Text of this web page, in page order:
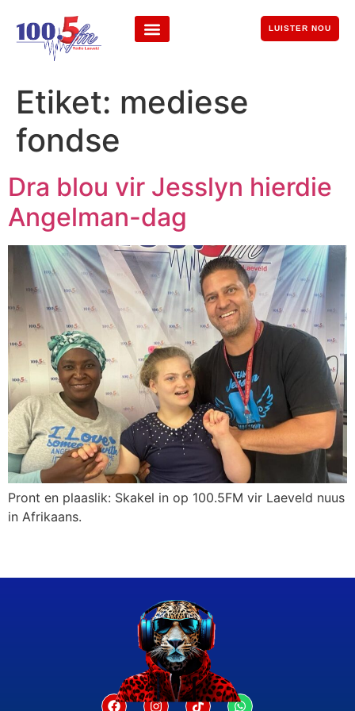
LUISTER NOU
Etiket: mediese
fondse
Dra blou vir Jesslyn hierdie
Angelman-dag
Pront en plaaslik: Skakel in op 100.5FM vir Laeveld nuus
in Afrikaans.